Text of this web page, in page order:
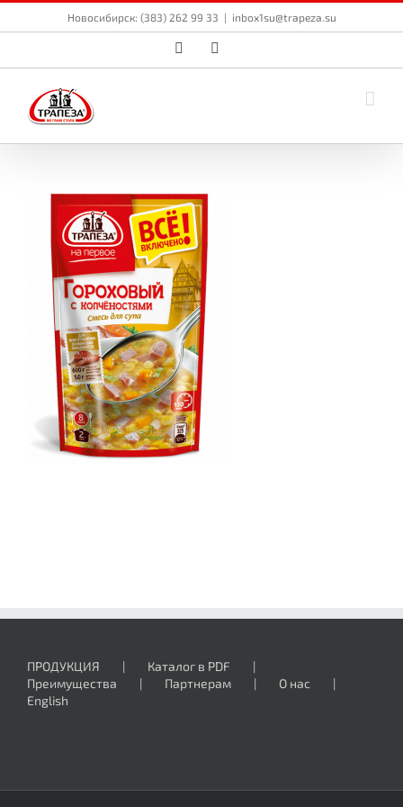
Skip
Новосибирск: (383) 262 99 33 | inbox1su@trapeza.su
ПРОДУКЦИЯ
Каталог в PDF
Преимущества
Партнерам
О нас
English